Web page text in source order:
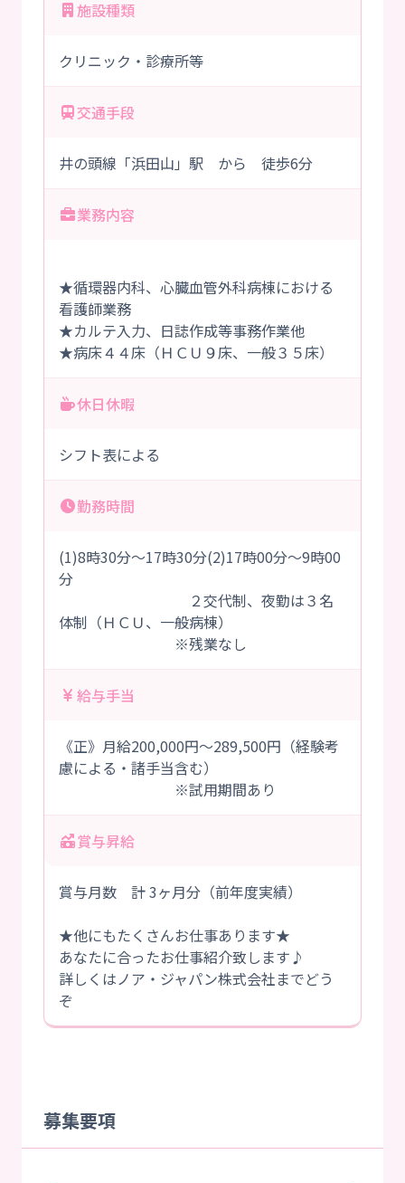
施設種類
クリニック・診療所等
交通手段
井の頭線「浜田山」駅 から 徒歩6分
業務内容
★循環器内科、心臓血管外科病棟における
看護師業務
★カルテ入力、日誌作成等事務作業他
★病床４４床（ＨＣＵ９床、一般３５床）
休日休暇
シフト表による
勤務時間
(1)8時30分～17時30分(2)17時00分～9時00
分
２交代制、夜勤は３名
体制（ＨＣＵ、一般病棟）
※残業なし
給与手当
《正》月給200,000円～289,500円（経験考
慮による・諸手当含む）
※試用期間あり
賞与昇給
賞与月数 計 3ヶ月分（前年度実績）
★他にもたくさんお仕事あります★
あなたに合ったお仕事紹介致します♪
詳しくはノア・ジャパン株式会社までどう
ぞ
募集要項